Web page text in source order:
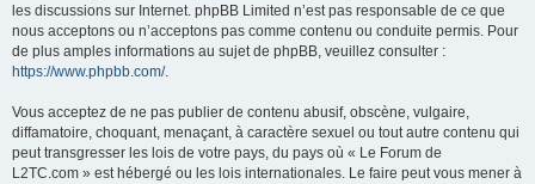
les discussions sur Internet. phpBB Limited n’est pas responsable de ce que
nous acceptons ou n’acceptons pas comme contenu ou conduite permis. Pour
de plus amples informations au sujet de phpBB, veuillez consulter :
https://www.phpbb.com/.
Vous acceptez de ne pas publier de contenu abusif, obscène, vulgaire,
diffamatoire, choquant, menaçant, à caractère sexuel ou tout autre contenu qui
peut transgresser les lois de votre pays, du pays où « Le Forum de
L2TC.com » est hébergé ou les lois internationales. Le faire peut vous mener à